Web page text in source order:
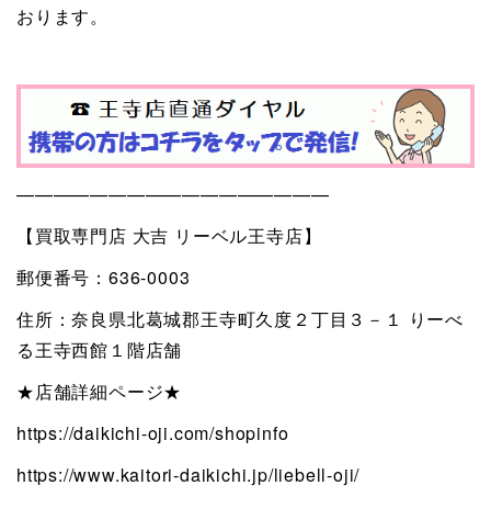
おります。
—————————————————
【買取専門店 大吉 リーベル王寺店】
郵便番号：636-0003
住所：奈良県北葛城郡王寺町久度２丁目３－１ りーべ
る王寺西館１階店舗
★店舗詳細ページ★
https://daikichi-oji.com/shopinfo
https://www.kaitori-daikichi.jp/liebell-oji/